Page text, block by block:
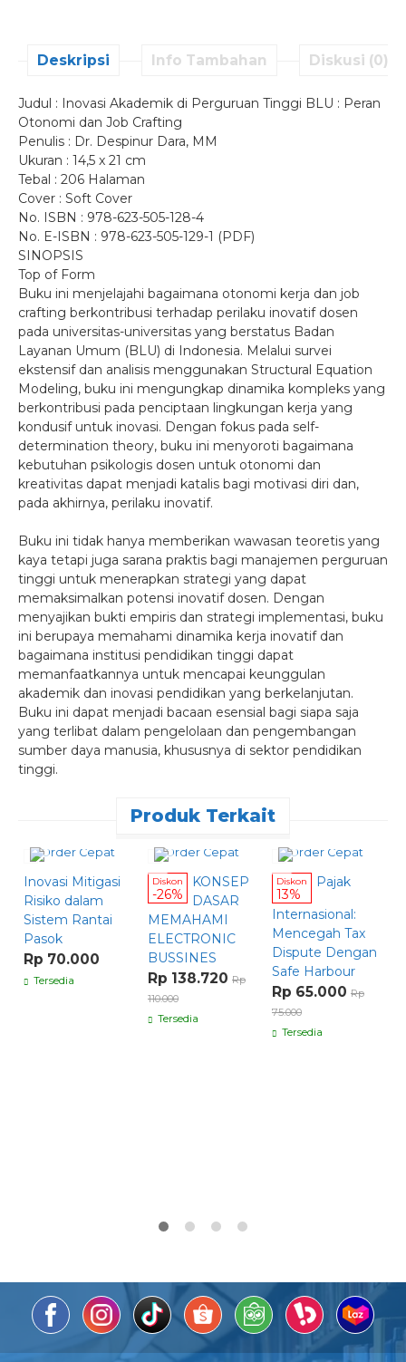
Deskripsi Info Tambahan Diskusi (0)
Judul : Inovasi Akademik di Perguruan Tinggi BLU : Peran
Otonomi dan Job Crafting
Penulis : Dr. Despinur Dara, MM
Ukuran : 14,5 x 21 cm
Tebal : 206 Halaman
Cover : Soft Cover
No. ISBN : 978-623-505-128-4
No. E-ISBN : 978-623-505-129-1 (PDF)
SINOPSIS
Top of Form
Buku ini menjelajahi bagaimana otonomi kerja dan job
crafting berkontribusi terhadap perilaku inovatif dosen
pada universitas-universitas yang berstatus Badan
Layanan Umum (BLU) di Indonesia. Melalui survei
ekstensif dan analisis menggunakan Structural Equation
Modeling, buku ini mengungkap dinamika kompleks yang
berkontribusi pada penciptaan lingkungan kerja yang
kondusif untuk inovasi. Dengan fokus pada self-
determination theory, buku ini menyoroti bagaimana
kebutuhan psikologis dosen untuk otonomi dan
kreativitas dapat menjadi katalis bagi motivasi diri dan,
pada akhirnya, perilaku inovatif.
Buku ini tidak hanya memberikan wawasan teoretis yang
kaya tetapi juga sarana praktis bagi manajemen perguruan
tinggi untuk menerapkan strategi yang dapat
memaksimalkan potensi inovatif dosen. Dengan
menyajikan bukti empiris dan strategi implementasi, buku
ini berupaya memahami dinamika kerja inovatif dan
bagaimana institusi pendidikan tinggi dapat
memanfaatkannya untuk mencapai keunggulan
akademik dan inovasi pendidikan yang berkelanjutan.
Buku ini dapat menjadi bacaan esensial bagi siapa saja
yang terlibat dalam pengelolaan dan pengembangan
sumber daya manusia, khususnya di sektor pendidikan
tinggi.
Produk Terkait
Order Cepat
Inovasi Mitigasi
Risiko dalam
Sistem Rantai
Pasok
Rp 70.000
Tersedia
Order Cepat
Diskon
-26%
KONSEP
DASAR
MEMAHAMI
ELECTRONIC
BUSSINES
Rp 138.720 Rp
110.000
Tersedia
Order Cepat
Diskon
13%
Pajak
Internasional:
Mencegah Tax
Dispute Dengan
Safe Harbour
Rp 65.000 Rp
75.000
Tersedia